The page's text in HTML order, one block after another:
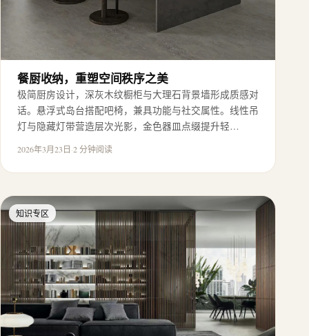
餐厨收纳，重塑空间秩序之美
极简厨房设计，深灰木纹橱柜与大理石背景墙形成质感对
话。悬浮式岛台搭配吧椅，兼具功能与社交属性。线性吊
灯与隐藏灯带营造层次光影，金色器皿点缀提升轻…
2026年3月23日·2 分钟阅读
知识专区